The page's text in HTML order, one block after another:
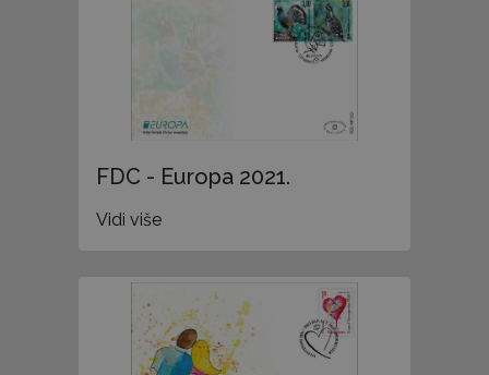
FDC - Europa 2021.
Vidi više